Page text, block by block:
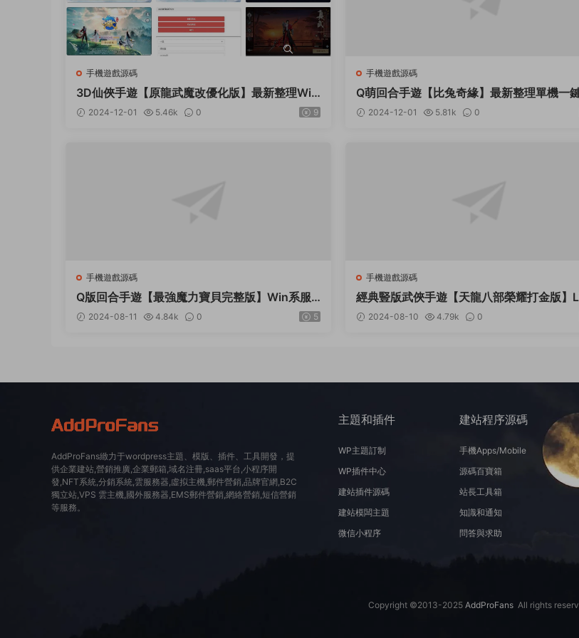
手機遊戲源碼
3D仙俠手遊【原龍武魔改優化版】最新整理Win
半手工服務端+多區+GM授權後台+安卓蘋果雙
端+詳細搭建教程+視頻教程
2024-12-01 5.46k 0 9
手機遊戲源碼
Q萌回合手遊【比兔奇緣】最新整理單機一
玩鏡像端+代理後台+詳細搭建教程
2024-12-01 5.81k 0
手機遊戲源碼
Q版回合手遊【最強魔力寶貝完整版】Win系服
務端+安卓蘋果雙端+多區+多功能GM授權後台
+詳細搭建教程
2024-08-11 4.84k 0 5
手機遊戲源碼
經典豎版武俠手遊【天龍八部榮耀打金版】
x手工服務+安卓+運營後台+加解密工具
台+詳細搭建教程
2024-08-10 4.79k 0
AddProFans緻力于wordpress主題、模版、插件、工具開發，提
供企業建站,營銷推廣,企業郵箱,域名注冊,saas平台,小程序開
發,NFT系統,分銷系統,雲服務器,虛拟主機,郵件營銷,品牌官網,B2C
獨立站,VPS 雲主機,國外服務器,EMS郵件營銷,網絡營銷,短信營銷
等服務。
主題和插件
WP主題訂制
WP插件中心
建站插件源碼
建站模闆主題
微信小程序
建站程序源碼
手機Apps/Mobile
源碼百寶箱
站長工具箱
知識和通知
問答與求助
Copyright ©2013-2025 AddProFans All rights